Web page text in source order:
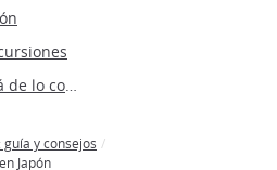
Todo sobre Japón: Más allá de lo convencional
guía y consejos
Japón